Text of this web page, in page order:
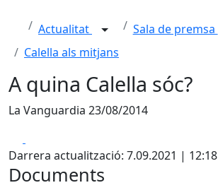
Actualitat
Sala de premsa
Calella als mitjans
A quina Calella sóc?
La Vanguardia 23/08/2014
Darrera actualització: 7.09.2021 | 12:18
Documents